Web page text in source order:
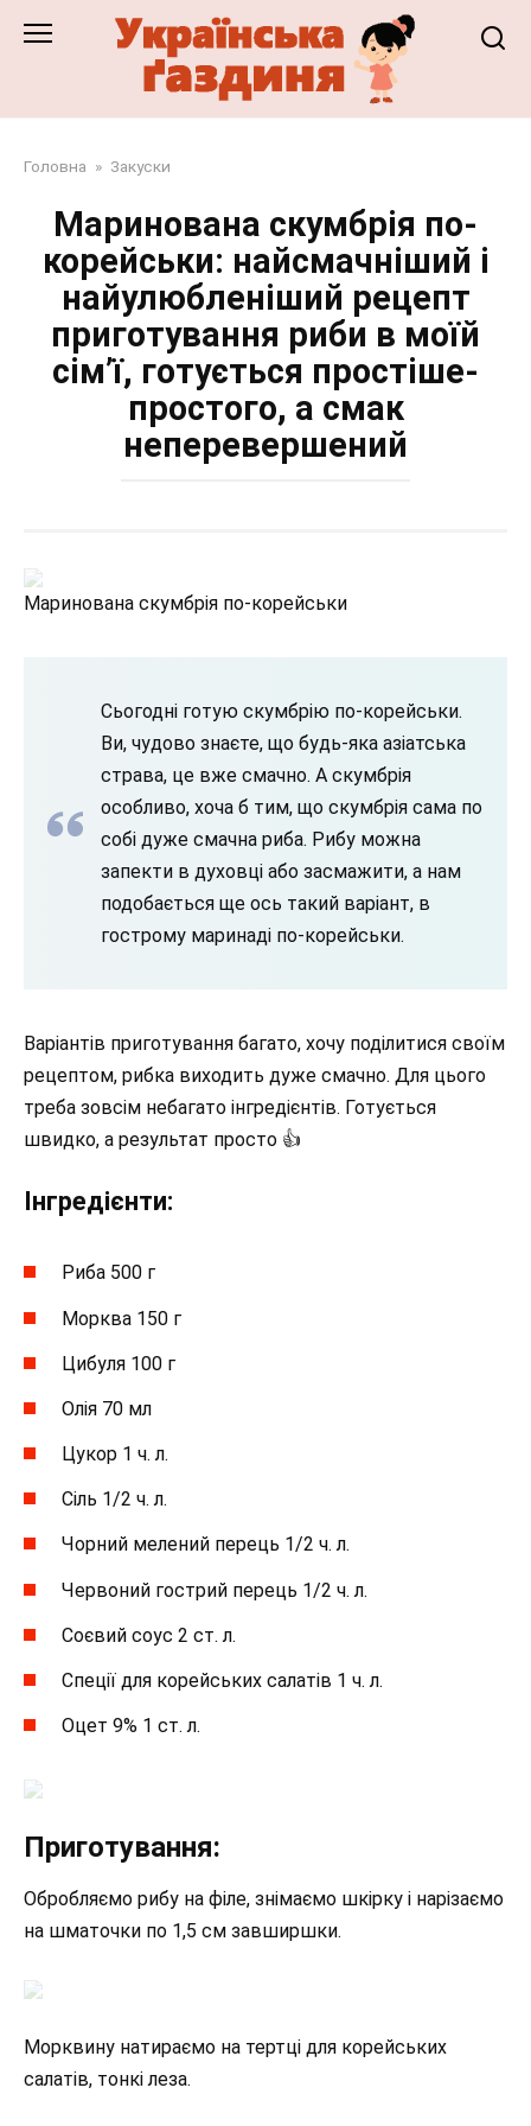
Головна » Закуски
Маринована скумбрія по-
корейськи: найсмачніший і
найулюбленіший рецепт
приготування риби в моїй
сім’ї, готується простіше-
простого, а смак
неперевершений
Маринована скумбрія по-корейськи
Сьогодні готую скумбрію по-корейськи.
Ви, чудово знаєте, що будь-яка азіатська
страва, це вже смачно. А скумбрія
особливо, хоча б тим, що скумбрія сама по
собі дуже смачна риба. Рибу можна
запекти в духовці або засмажити, а нам
подобається ще ось такий варіант, в
гострому маринаді по-корейськи.
Варіантів приготування багато, хочу поділитися своїм
рецептом, рибка виходить дуже смачно. Для цього
треба зовсім небагато інгредієнтів. Готується
швидко, а результат просто 👍
Інгредієнти:
Риба 500 г
Морква 150 г
Цибуля 100 г
Олія 70 мл
Цукор 1 ч. л.
Сіль 1/2 ч. л.
Чорний мелений перець 1/2 ч. л.
Червоний гострий перець 1/2 ч. л.
Соєвий соус 2 ст. л.
Спеції для корейських салатів 1 ч. л.
Оцет 9% 1 ст. л.
Приготування:
Обробляємо рибу на філе, знімаємо шкірку і нарізаємо
на шматочки по 1,5 см завширшки.
Морквину натираємо на тертці для корейських
салатів, тонкі леза.